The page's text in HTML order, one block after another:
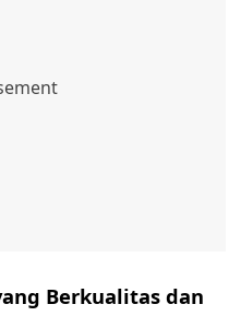
Berkualitas dan